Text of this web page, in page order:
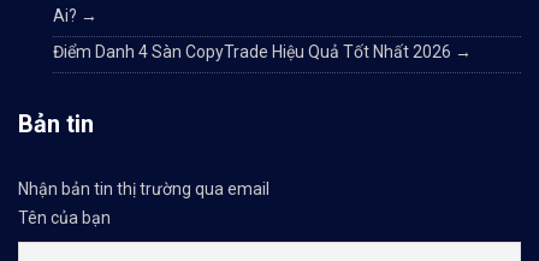
Ai? →
Điểm Danh 4 Sàn CopyTrade Hiệu Quả Tốt Nhất 2026 →
Bản tin
Nhận bản tin thị trường qua email
Tên của bạn